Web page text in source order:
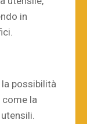
in
la possibilità
come la